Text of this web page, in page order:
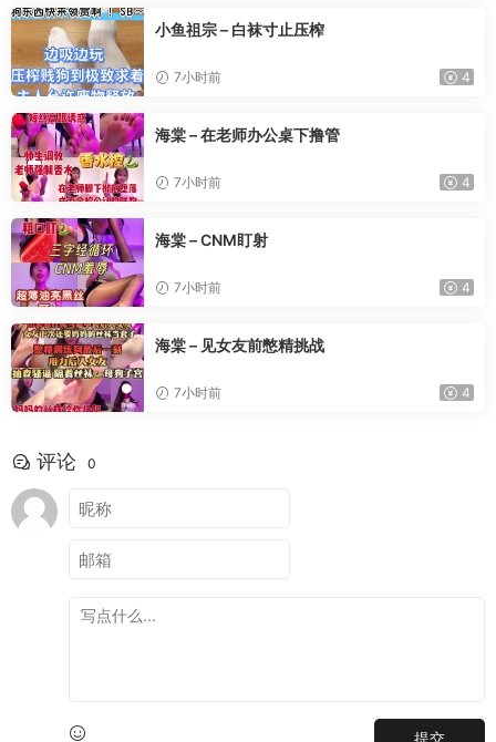
小鱼祖宗 – 白袜寸止压榨
7小时前 4
海棠 – 在老师办公桌下撸管
7小时前 4
海棠 – CNM盯射
7小时前 4
海棠 – 见女友前憋精挑战
7小时前 4
评论 0
提交